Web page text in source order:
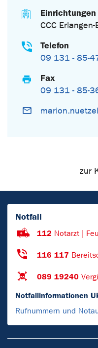
Einrichtungen
CCC Erlangen-
Telefon
09 131 - 85-
Fax
09 131 - 85-
zur
Notfall
112 Notarzt |
116 117
089 19240
Notfallinformationen
Rufnummern und